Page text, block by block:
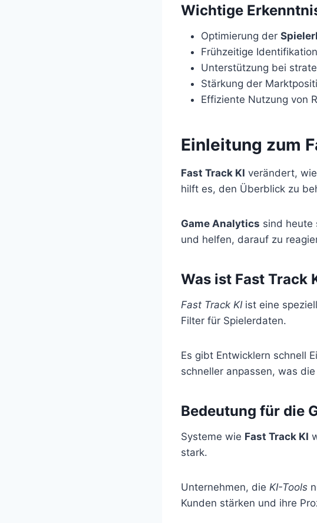
Wichtige
Optimierung der
Frühzeitige
Unterstützung bei
Stärkung der
Effiziente Nutzung von
Einleitung zum
Fast Track KI verändert,
hilft es, den Überblick zu
Game Analytics sind heute
und helfen, darauf zu
Was ist Fast Track
Fast Track KIist eine
Filter für Spielerdaten.
Es gibt Entwicklern schnell
schneller anpassen, was
Bedeutung für die
Systeme wie Fast Track KI
stark.
Unternehmen, die KI-Tools
Kunden stärken und ihre